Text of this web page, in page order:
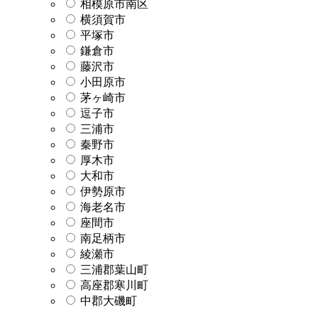
相模原市南区
横須賀市
平塚市
鎌倉市
藤沢市
小田原市
茅ヶ崎市
逗子市
三浦市
秦野市
厚木市
大和市
伊勢原市
海老名市
座間市
南足柄市
綾瀬市
三浦郡葉山町
高座郡寒川町
中郡大磯町